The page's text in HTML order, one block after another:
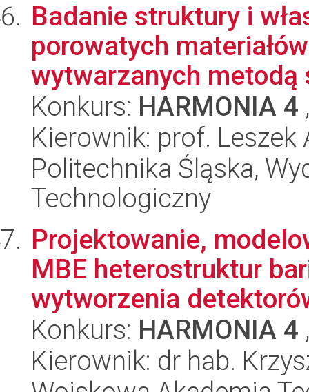
Badanie struktury i
porowatych
wytwarzanych
Konkurs: HARMONIA 4
Kierownik: prof. Leszek
Politechnika Śląska,
Technologiczny
Projektowanie,
MBE heterostruktur
wytworzenia
Konkurs: HARMONIA 4
Kierownik: dr hab.